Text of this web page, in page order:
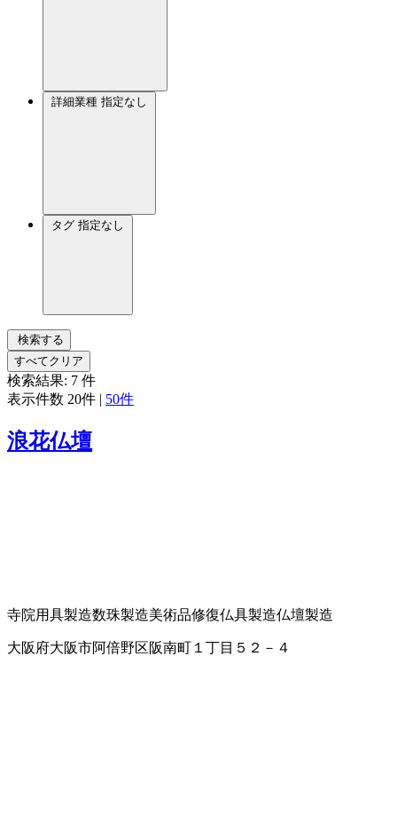
詳細業種 指定なし
タグ 指定なし
検索する
すべてクリア
検索結果: 7 件
表示件数 20件 | 50件
浪花仏壇
寺院用具製造数珠製造美術品修復仏具製造仏壇製造
大阪府大阪市阿倍野区阪南町１丁目５２－４